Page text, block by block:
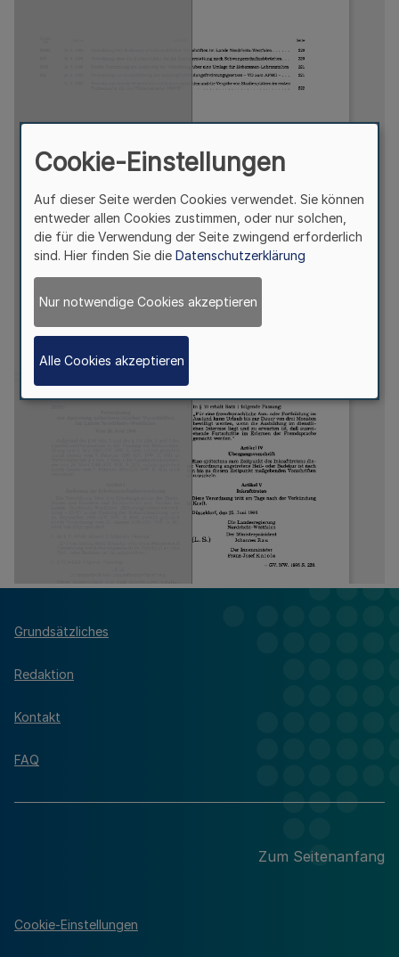
Grundsätzliches
Redaktion
Kontakt
FAQ
Zum Seitenanfang
Cookie-Einstellungen
Cookie-Einstellungen
Auf dieser Seite werden Cookies verwendet. Sie können
entweder allen Cookies zustimmen, oder nur solchen,
die für die Verwendung der Seite zwingend erforderlich
sind. Hier finden Sie die Datenschutzerklärung
Nur notwendige Cookies akzeptieren
Alle Cookies akzeptieren